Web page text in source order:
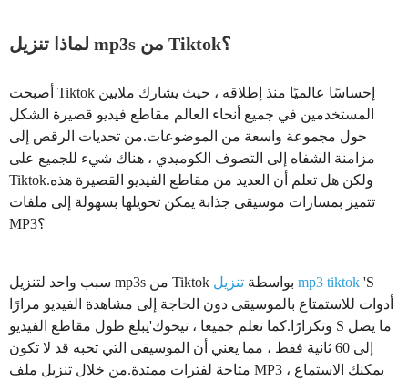
لماذا تنزيل mp3s من Tiktok؟
أصبحت Tiktok إحساسًا عالميًا منذ إطلاقه ، حيث يشارك ملايين
المستخدمين في جميع أنحاء العالم مقاطع فيديو قصيرة الشكل
حول مجموعة واسعة من الموضوعات.من تحديات الرقص إلى
مزامنة الشفاه إلى التصوف الكوميدي ، هناك شيء للجميع على
Tiktok.ولكن هل تعلم أن العديد من مقاطع الفيديو القصيرة هذه
تتميز بمسارات موسيقى جذابة يمكن تحويلها بسهولة إلى ملفات
MP3؟
سبب واحد لتنزيل mp3s من Tiktok بواسطة تنزيل mp3 tiktok 'S
أدوات للاستمتاع بالموسيقى دون الحاجة إلى مشاهدة الفيديو مرارًا
وتكرارًا.كما نعلم جميعا ، تيخوك'يبلغ طول مقاطع الفيديو S ما يصل
إلى 60 ثانية فقط ، مما يعني أن الموسيقى التي تحبه قد لا تكون
متاحة لفترات ممتدة.من خلال تنزيل ملف MP3 ، يمكنك الاستماع